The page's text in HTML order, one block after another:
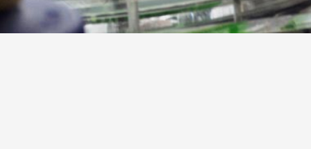
Accueil >